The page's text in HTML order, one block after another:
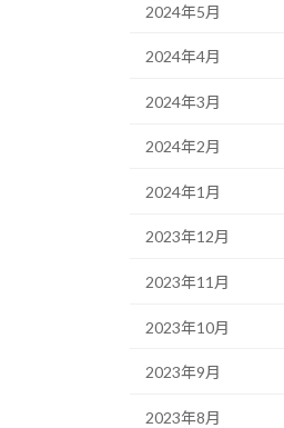
2024年5月
2024年4月
2024年3月
2024年2月
2024年1月
2023年12月
2023年11月
2023年10月
2023年9月
2023年8月